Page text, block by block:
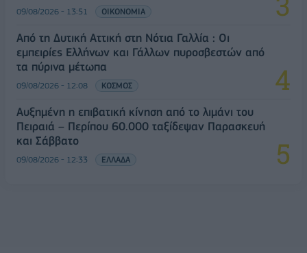
09/08/2026 - 13:51 ΟΙΚΟΝΟΜΙΑ
Από τη Δυτική Αττική στη Νότια Γαλλία : Οι
εμπειρίες Ελλήνων και Γάλλων πυροσβεστών από
τα πύρινα μέτωπα
09/08/2026 - 12:08 ΚΟΣΜΟΣ
Αυξημένη η επιβατική κίνηση από το λιμάνι του
Πειραιά – Περίπου 60.000 ταξίδεψαν Παρασκευή
και Σάββατο
09/08/2026 - 12:33 ΕΛΛΑΔΑ